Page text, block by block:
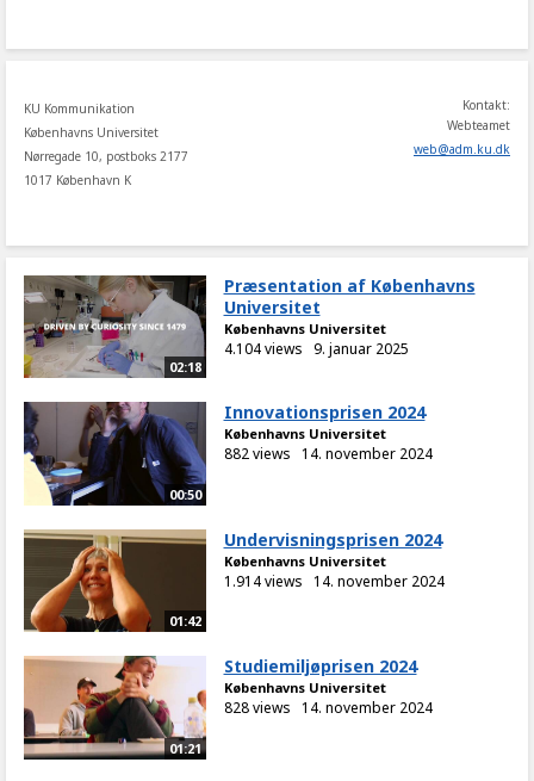
KU Kommunikation
Københavns Universitet
Nørregade 10, postboks 2177
1017 København K
Kontakt:
Webteamet
web@adm.ku.dk
02:18
Præsentation af Københavns
Universitet
Københavns Universitet
4.104 views 9. januar 2025
00:50
Innovationsprisen 2024
Københavns Universitet
882 views 14. november 2024
01:42
Undervisningsprisen 2024
Københavns Universitet
1.914 views 14. november 2024
01:21
Studiemiljøprisen 2024
Københavns Universitet
828 views 14. november 2024